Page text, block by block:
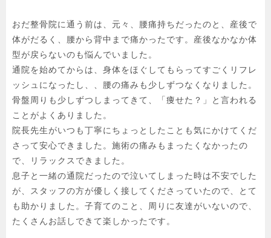
おだ整骨院に通う前は、元々、腰痛持ちだったのと、産後で
体がだるく、腰から背中まで痛かったです。産後なかなか体
型が戻らないのも悩んでいました。
通院を始めてからは、身体をほぐしてもらってすごくリフレ
ッシュになったし、、腰の痛みも少しずつなくなりました。
骨盤周りも少しずつしまってきて、「痩せた？」と言われる
ことがよくありました。
院長先生がいつも丁寧にちょっとしたことも気にかけてくだ
さって安心できました。施術の痛みもまったくなかったの
で、リラックスできました。
息子と一緒の通院だったので泣いてしまった時は不安でした
が、スタッフの方が優しく接してくださっていたので、とて
も助かりました。子育てのこと、周りに友達がいないので、
たくさんお話しできて楽しかったです。